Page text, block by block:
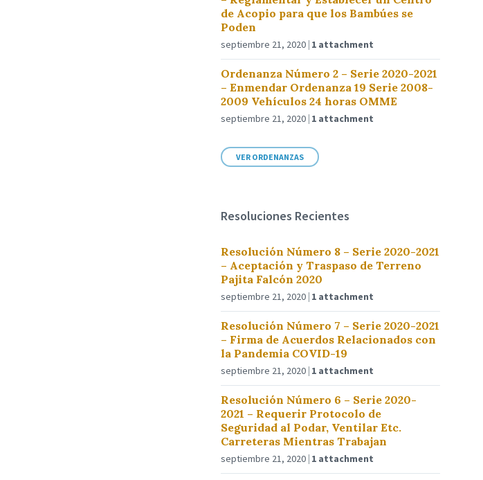
de Acopio para que los Bambúes se
Poden
septiembre 21, 2020 1 attachment
Ordenanza Número 2 – Serie 2020-2021
– Enmendar Ordenanza 19 Serie 2008-
2009 Vehículos 24 horas OMME
septiembre 21, 2020 1 attachment
VER ORDENANZAS
Resoluciones Recientes
Resolución Número 8 – Serie 2020-2021
– Aceptación y Traspaso de Terreno
Pajita Falcón 2020
septiembre 21, 2020 1 attachment
Resolución Número 7 – Serie 2020-2021
– Firma de Acuerdos Relacionados con
la Pandemia COVID-19
septiembre 21, 2020 1 attachment
Resolución Número 6 – Serie 2020-
2021 – Requerir Protocolo de
Seguridad al Podar, Ventilar Etc.
Carreteras Mientras Trabajan
septiembre 21, 2020 1 attachment